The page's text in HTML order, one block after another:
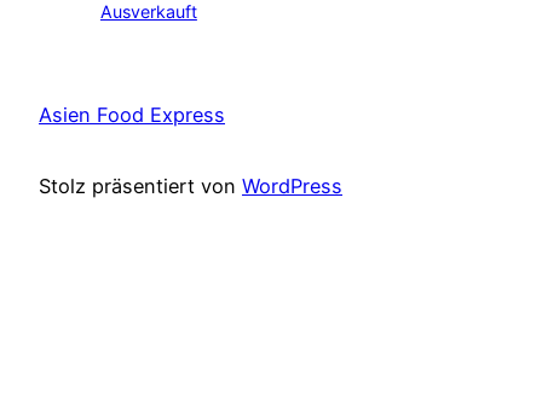
Ausverkauft
Asien Food Express
Stolz präsentiert von WordPress